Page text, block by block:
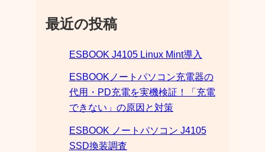
最近の投稿
ESBOOK J4105 Linux Mint導入
ESBOOKノートパソコン充電器の
代用・PD充電を実機検証！「充電
できない」の原因と対策
ESBOOK ノートパソコン J4105
SSD換装調査